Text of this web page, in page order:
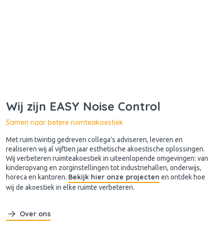
Wij zijn EASY Noise Control
Samen naar betere ruimteakoestiek
Met ruim twintig gedreven collega’s adviseren, leveren en
realiseren wij al vijftien jaar esthetische akoestische oplossingen.
Wij verbeteren ruimteakoestiek in uiteenlopende omgevingen: van
kinderopvang en zorginstellingen tot industriehallen, onderwijs,
horeca en kantoren. Bekijk hier onze projecten en ontdek hoe
wij de akoestiek in elke ruimte verbeteren.
Over ons